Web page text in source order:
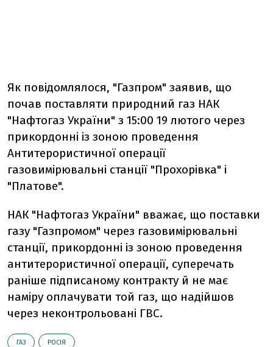
Як повідомлялося, "Газпром" заявив, що
почав поставляти природний газ НАК
"Нафтогаз України" з 15:00 19 лютого через
прикордонні із зоною проведення
Антитерористичної операції
газовимірювальні станції "Прохорівка" і
"Платове".
НАК "Нафтогаз України" вважає, що поставки
газу "Газпромом" через газовимірювальні
станції, прикордонні із зоною проведення
антитерористичної операції, суперечать
раніше підписаному контракту й не має
наміру оплачувати той газ, що надійшов
через неконтрольовані ГВС.
ГАЗ РОСІЯ